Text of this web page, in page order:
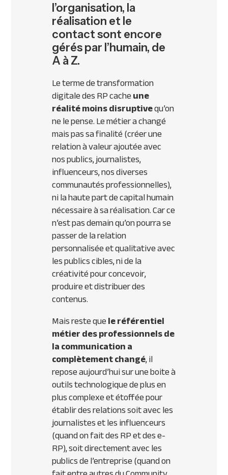
l’organisation, la
réalisation et le
contact sont encore
gérés par l’humain, de
A à Z.
Le terme de transformation
digitale des RP cacheune
réalité moins disruptivequ’on
ne le pense. Le métier a changé
mais pas sa finalité (créer une
relation à valeur ajoutée avec
nos publics, journalistes,
influenceurs, nos diverses
communautés professionnelles),
ni la haute part de capital humain
nécessaire à sa réalisation. Car ce
n’est pas demain qu’on pourra se
passer de la relation
personnalisée et qualitative avec
les publics cibles, ni de la
créativité pour concevoir,
produire et distribuer des
contenus.
Mais reste quele référentiel
métier des professionnels de
la communication a
complètement changé, il
repose aujourd’hui sur une boite à
outils technologique de plus en
plus complexe et étoffée pour
établir des relations soit avec les
journalistes et les influenceurs
(quand on fait des RP et des e-
RP), soit directement avec les
publics de l’entreprise (quand on